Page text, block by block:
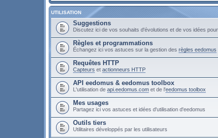
UTILISATION
Suggestions
Discutez ici de vos souhaits d'évolutions et de vos idées
Règles et programmations
Échangez ici vos astuces sur la gestion des règles eedomus
Requêtes HTTP
Capteurs et actionneurs HTTP
API eedomus & eedomus toolbox
L'utilisation de api.eedomus.com et de l'eedomus toolbox
Mes usages
Partagez ici vos astuces et idées d'utilisation d'eedomus
Outils tiers
Utilitaires développés par les utilisateurs